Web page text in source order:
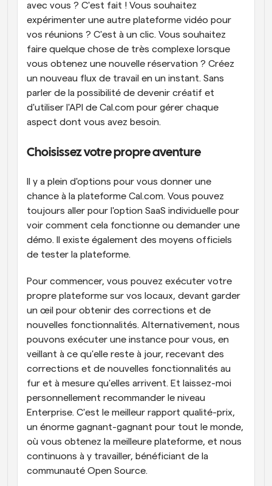
avec vous ? C'est fait ! Vous souhaitez
expérimenter une autre plateforme vidéo pour
vos réunions ? C'est à un clic. Vous souhaitez
faire quelque chose de très complexe lorsque
vous obtenez une nouvelle réservation ? Créez
un nouveau flux de travail en un instant. Sans
parler de la possibilité de devenir créatif et
d'utiliser l'API de Cal.com pour gérer chaque
aspect dont vous avez besoin.
Choisissez votre propre aventure
Il y a plein d'options pour vous donner une
chance à la plateforme Cal.com. Vous pouvez
toujours aller pour l'option SaaS individuelle pour
voir comment cela fonctionne ou demander une
démo. Il existe également des moyens officiels
de tester la plateforme.
Pour commencer, vous pouvez exécuter votre
propre plateforme sur vos locaux, devant garder
un œil pour obtenir des corrections et de
nouvelles fonctionnalités. Alternativement, nous
pouvons exécuter une instance pour vous, en
veillant à ce qu'elle reste à jour, recevant des
corrections et de nouvelles fonctionnalités au
fur et à mesure qu'elles arrivent. Et laissez-moi
personnellement recommander le niveau
Enterprise. C'est le meilleur rapport qualité-prix,
un énorme gagnant-gagnant pour tout le monde,
où vous obtenez la meilleure plateforme, et nous
continuons à y travailler, bénéficiant de la
communauté Open Source.